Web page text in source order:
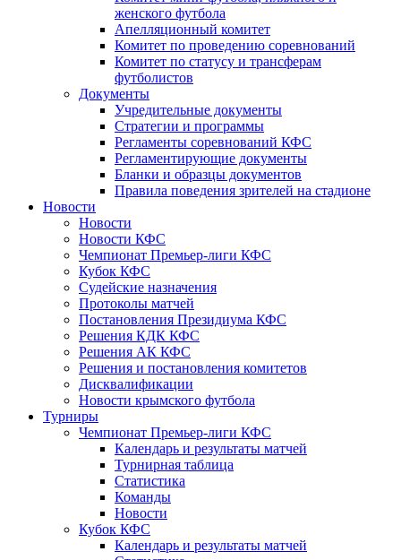
женского футбола
Апелляционный комитет
Комитет по проведению соревнований
Комитет по статусу и трансферам
футболистов
Документы
Учредительные документы
Стратегии и программы
Регламенты соревнований КФС
Регламентирующие документы
Бланки и образцы документов
Правила поведения зрителей на стадионе
Новости
Новости
Новости КФС
Чемпионат Премьер-лиги КФС
Кубок КФС
Судейские назначения
Протоколы матчей
Постановления Президиума КФС
Решения КДК КФС
Решения АК КФС
Решения и постановления комитетов
Дисквалификации
Новости крымского футбола
Турниры
Чемпионат Премьер-лиги КФС
Календарь и результаты матчей
Турнирная таблица
Статистика
Команды
Новости
Кубок КФС
Календарь и результаты матчей